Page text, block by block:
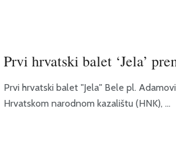
Prvi hrvatski balet ‘Jela’
Prvi hrvatski balet "Jela" Bele pl.
Hrvatskom narodnom kazalištu (HNK), ...